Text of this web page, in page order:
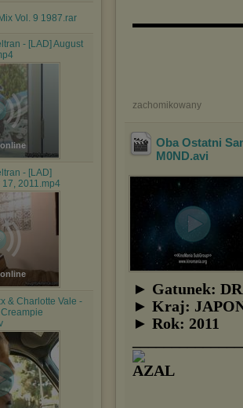
Vol. 9 1987.rar
- [LAD] August
- [LAD]
17, 2011.mp4
& Charlotte Vale -
zachomikowany
Oba Ostatni
M0ND.avi
► Gatunek:
► Kraj:
► Rok: 2011